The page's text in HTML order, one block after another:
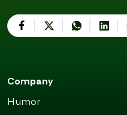
Company
Humor